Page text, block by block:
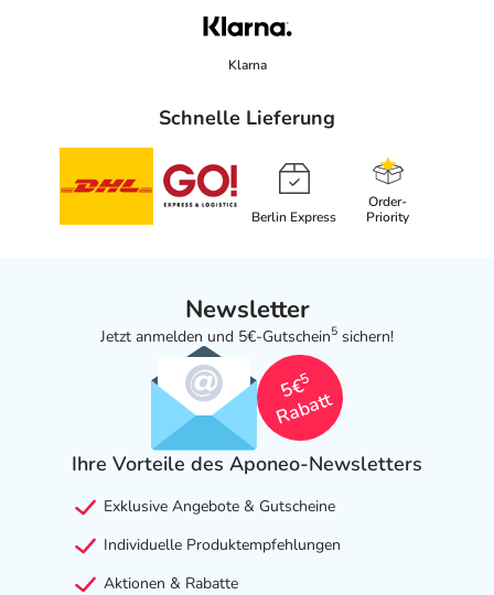
Klarna
Schnelle Lieferung
Berlin Express
Order-
Priority
Newsletter
Jetzt anmelden und 5€-Gutschein5 sichern!
5€
5
Rabatt
Ihre Vorteile des Aponeo-Newsletters
Exklusive Angebote & Gutscheine
Individuelle Produktempfehlungen
Aktionen & Rabatte